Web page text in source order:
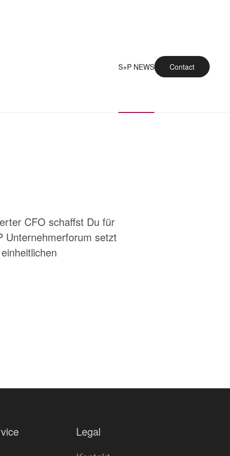
S+P NEWS Contact
CFO schaffst Du für
Unternehmerforum setzt
Legal